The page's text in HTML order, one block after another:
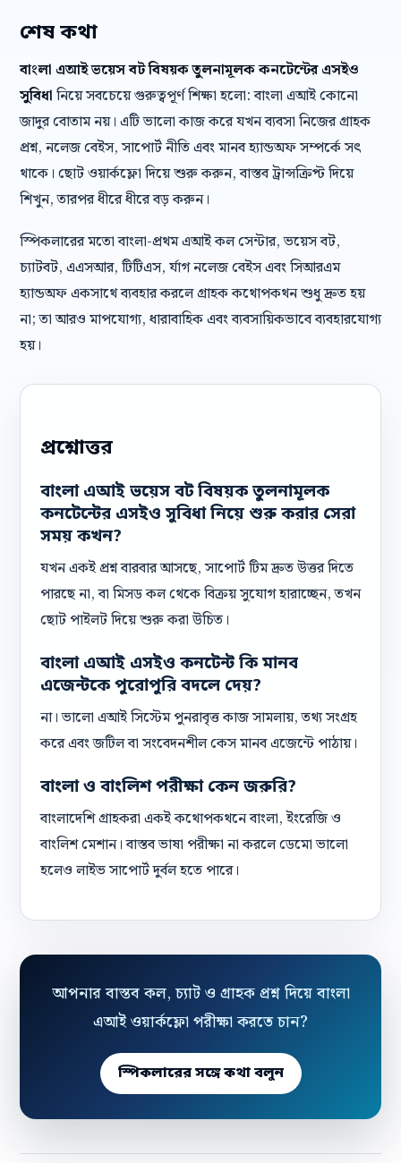
শেষ কথা
বাংলা এআই ভয়েস বট বিষয়ক তুলনামূলক কনটেন্টের এসইও
সুবিধা নিয়ে সবচেয়ে গুরুত্বপূর্ণ শিক্ষা হলো: বাংলা এআই কোনো
জাদুর বোতাম নয়। এটি ভালো কাজ করে যখন ব্যবসা নিজের গ্রাহক
প্রশ্ন, নলেজ বেইস, সাপোর্ট নীতি এবং মানব হ্যান্ডঅফ সম্পর্কে সৎ
থাকে। ছোট ওয়ার্কফ্লো দিয়ে শুরু করুন, বাস্তব ট্রান্সক্রিপ্ট দিয়ে
শিখুন, তারপর ধীরে ধীরে বড় করুন।
স্পিকলারের মতো বাংলা-প্রথম এআই কল সেন্টার, ভয়েস বট,
চ্যাটবট, এএসআর, টিটিএস, র্যাগ নলেজ বেইস এবং সিআরএম
হ্যান্ডঅফ একসাথে ব্যবহার করলে গ্রাহক কথোপকথন শুধু দ্রুত হয়
না; তা আরও মাপযোগ্য, ধারাবাহিক এবং ব্যবসায়িকভাবে ব্যবহারযোগ্য
হয়।
প্রশ্নোত্তর
বাংলা এআই ভয়েস বট বিষয়ক তুলনামূলক
কনটেন্টের এসইও সুবিধা নিয়ে শুরু করার সেরা
সময় কখন?
যখন একই প্রশ্ন বারবার আসছে, সাপোর্ট টিম দ্রুত উত্তর দিতে
পারছে না, বা মিসড কল থেকে বিক্রয় সুযোগ হারাচ্ছেন, তখন
ছোট পাইলট দিয়ে শুরু করা উচিত।
বাংলা এআই এসইও কনটেন্ট কি মানব
এজেন্টকে পুরোপুরি বদলে দেয়?
না। ভালো এআই সিস্টেম পুনরাবৃত্ত কাজ সামলায়, তথ্য সংগ্রহ
করে এবং জটিল বা সংবেদনশীল কেস মানব এজেন্টে পাঠায়।
বাংলা ও বাংলিশ পরীক্ষা কেন জরুরি?
বাংলাদেশি গ্রাহকরা একই কথোপকথনে বাংলা, ইংরেজি ও
বাংলিশ মেশান। বাস্তব ভাষা পরীক্ষা না করলে ডেমো ভালো
হলেও লাইভ সাপোর্ট দুর্বল হতে পারে।
আপনার বাস্তব কল, চ্যাট ও গ্রাহক প্রশ্ন দিয়ে বাংলা
এআই ওয়ার্কফ্লো পরীক্ষা করতে চান?
স্পিকলারের সঙ্গে কথা বলুন